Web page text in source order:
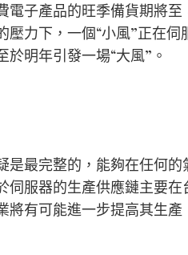
子產品的旺季備貨期將至
力下，一個“小風”正在伺
明年引發一場“大風”。
是最完整的，能夠在任何的
伺服器的生產供應鏈主要在
將有可能進一步提高其生產